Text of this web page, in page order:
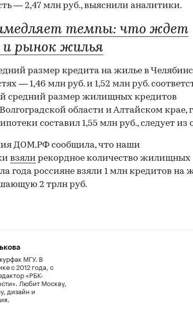
00:00
— 2,47 млн руб., выяснили аналитики.
темпы: что ждет
рынок жилья
размер кредита на жилье в
— 1,46 млн руб. и 1,52 млн руб.
средний размер жилищных кредитов
области и Алтайском крае,
составил 1,55 млн руб., следует из
ДОМ.РФ сообщила, что наши
взяли рекордное количество жилищных
года россияне взяли 1 млн кредитов на
2 трлн руб.
МГУ. В
с 2012 года, с
«РБК-
Любит Москву,
дизайн и